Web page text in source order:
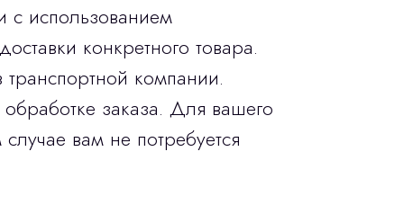
с использованием
конкретного товара.
компании.
заказа. Для вашего
вам не потребуется